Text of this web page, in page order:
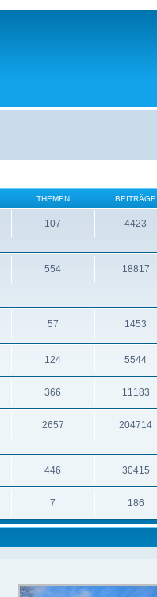
THEMEN BEITRÄGE
107 4423
554 18817
57 1453
124 5544
366 11183
2657 204714
446 30415
7 186